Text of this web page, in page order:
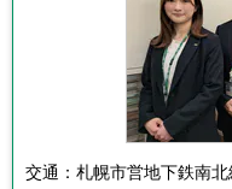
交通： 札幌市営地下鉄南